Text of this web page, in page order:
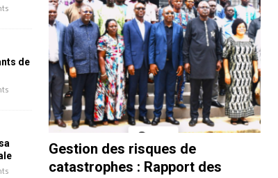
de
Gestion des risques de
catastrophes : Rapport des